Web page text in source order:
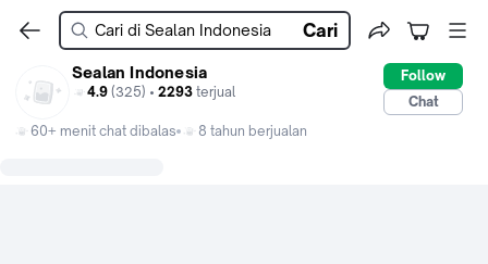
Cari
Sealan Indonesia
4.9 (325) • 2293 terjual
Follow
Chat
60+ menit chat dibalas
8 tahun berjualan